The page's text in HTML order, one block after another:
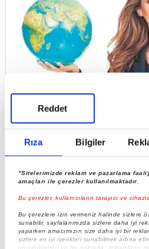
Rıza Bilgiler
"Sitelerimizde reklam ve pazarlama
amaçları ile çerezler kullanılmaktadır.
Bu çerezler, kullanıcıların tarayıcı ve
Bu çerezlere izin vermeniz halinde sizlere
sunabilir, sayfalarımızda sizlere daha iyi
yaparken amacımızın size daha iyi bir
sizlere en iyi içerikleri sunabilmek adına
gösterdiğimizi ve bu noktada, reklamların
Reddet
DSÖ’den resmi açıklama
Gazeteciliğin altın kuralı